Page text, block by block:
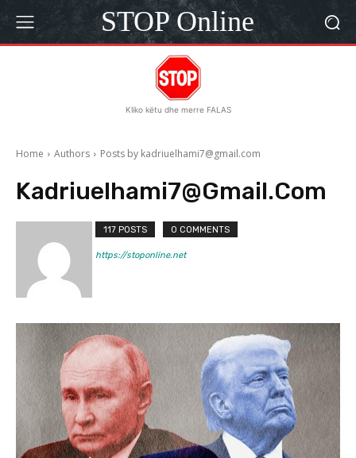
STOP Online
Kliko këtu dhe merre FALAS
Home Authors Posts by kadriuelhami7@gmail.com
Kadriuelhami7@gmail.com
117 POSTS 0 COMMENTS
https://stoponline.net